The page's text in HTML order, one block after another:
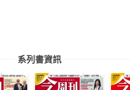
系列書資訊